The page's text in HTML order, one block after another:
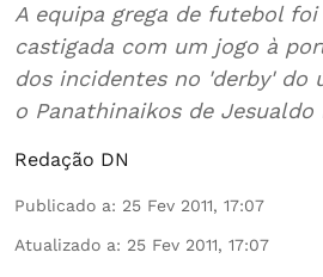
A equipa grega de futebol
castigada com um jogo à
dos incidentes no 'derby' do
o Panathinaikos de Jesualdo
Redação DN
Publicado a: 25 Fev 2011, 17:07
Atualizado a: 25 Fev 2011, 17:07